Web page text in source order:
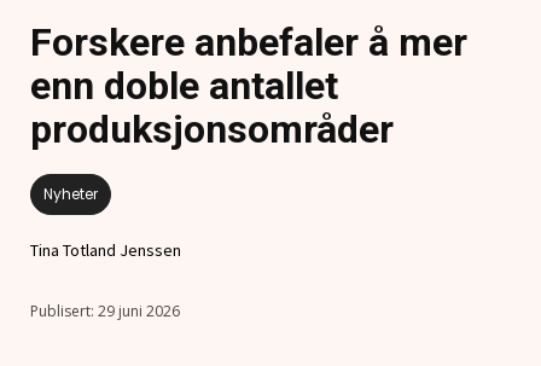
Forskere anbefaler å mer
enn doble antallet
produksjonsområder
Nyheter
Tina Totland Jenssen
29 juni 2026